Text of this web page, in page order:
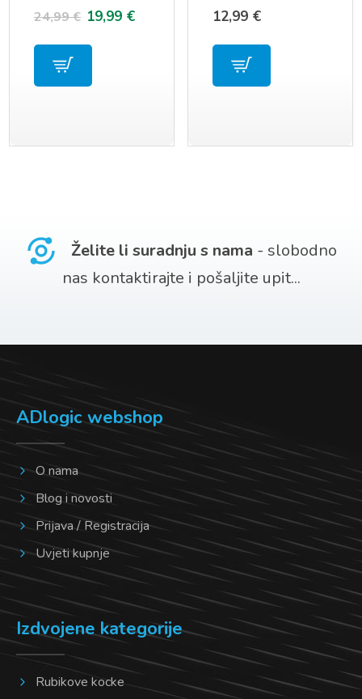
SNES / NINTENDO
GAMECUBE /
NINTENDO 64
24,99€ Izvorna
cijena
19,99 €Trenutna
12,99 €
Želite li suradnju s nama - slobodno
nas kontaktirajte i pošaljite upit...
ADlogic webshop
O nama
Blog i novosti
Prijava / Registracija
Uvjeti kupnje
Izdvojene kategorije
Rubikove kocke